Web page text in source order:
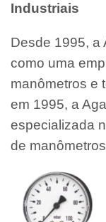
Industriais
Desde 1995, a
como uma
manômetros e
em 1995, a
especializada
de